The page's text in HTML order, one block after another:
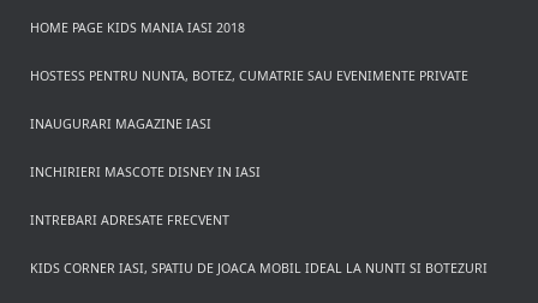
HOME PAGE KIDS MANIA IASI 2018
HOSTESS PENTRU NUNTA, BOTEZ, CUMATRIE SAU EVENIMENTE PRIVATE
INAUGURARI MAGAZINE IASI
INCHIRIERI MASCOTE DISNEY IN IASI
INTREBARI ADRESATE FRECVENT
KIDS CORNER IASI, SPATIU DE JOACA MOBIL IDEAL LA NUNTI SI BOTEZURI